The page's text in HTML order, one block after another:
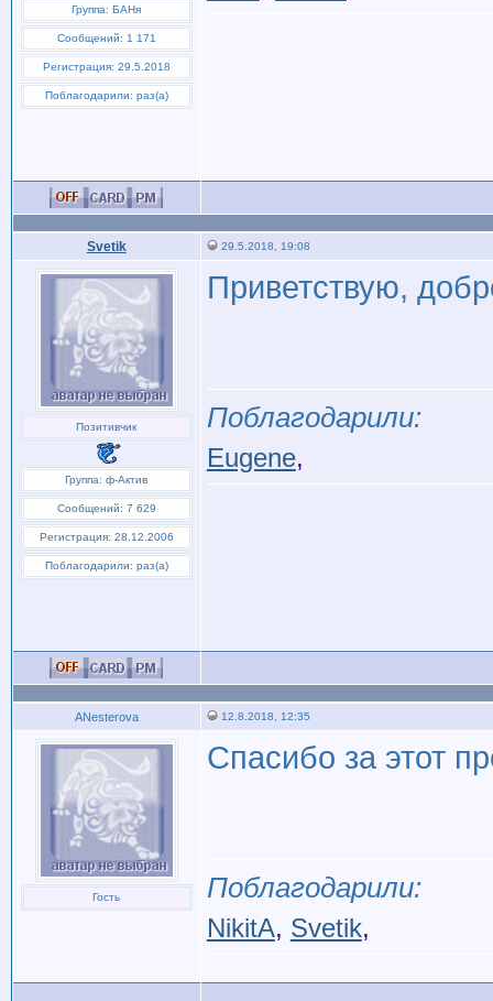
Группа: БАНя
Сообщений: 1 171
Регистрация: 29.5.2018
Поблагодарили: раз(а)
Svetik 29.5.2018, 19:08
Позитивчик
Группа: ф-Актив
Сообщений: 7 629
Регистрация: 28.12.2006
Поблагодарили: раз(а)
Приветствую,
Поблагодарили:
Eugene,
ANesterova 12.8.2018, 12:35
Гость
Спасибо за этот
Поблагодарили:
NikitA, Svetik,